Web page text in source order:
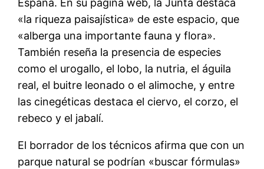
España. En su página web, la Junta destaca
«la riqueza paisajística» de este espacio, que
«alberga una importante fauna y flora».
También reseña la presencia de especies
como el urogallo, el lobo, la nutria, el águila
real, el buitre leonado o el alimoche, y entre
las cinegéticas destaca el ciervo, el corzo, el
rebeco y el jabalí.
El borrador de los técnicos afirma que con un
parque natural se podrían «buscar fórmulas»